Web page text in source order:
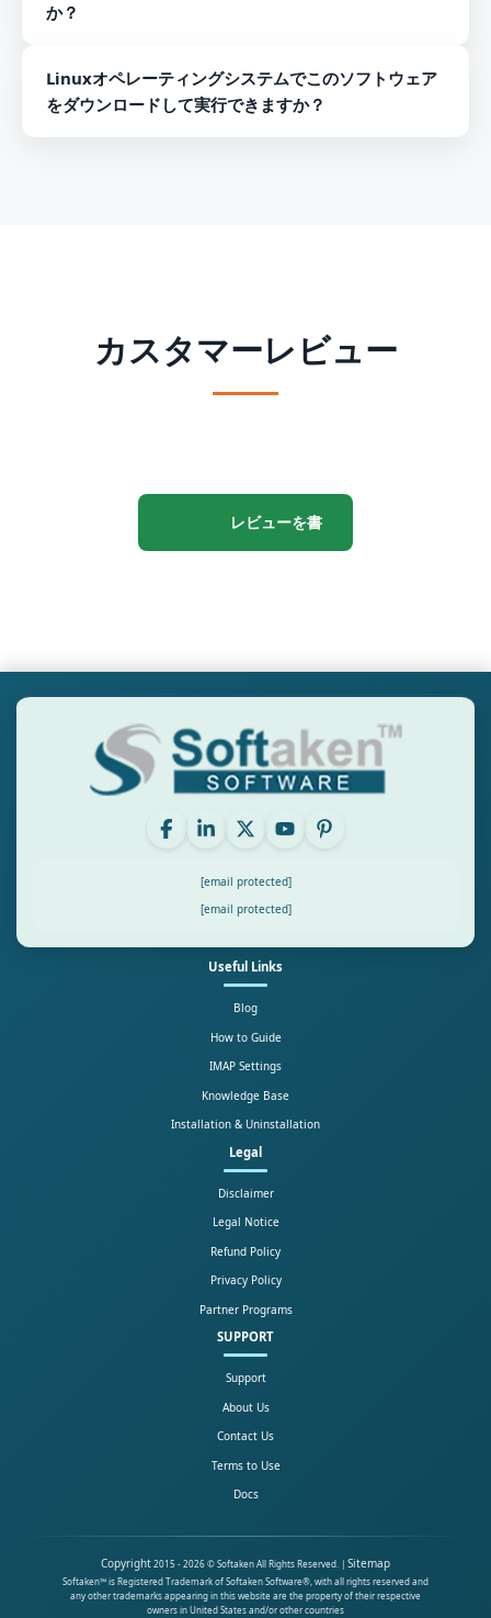
か？
サポートします。
Linuxオペレーティングシステムでこのソフトウェア
をダウンロードして実行できますか？
カスタマーレビュー
レビューを書
[email protected]
[email protected]
Useful Links
Blog
How to Guide
IMAP Settings
Knowledge Base
Installation & Uninstallation
Legal
Disclaimer
Legal Notice
Refund Policy
Privacy Policy
Partner Programs
SUPPORT
Support
About Us
Contact Us
Terms to Use
Docs
Copyright2015 - 2026 © Softaken All Rights Reserved. | Sitemap
Softaken™ is Registered Trademark of Softaken Software®, with all rights reserved and
any other trademarks appearing in this website are the property of their respective
owners in United States and/or other countries